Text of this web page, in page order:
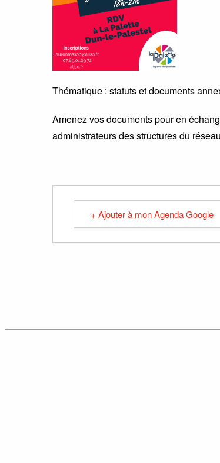
Thématique : statuts et documents
Amenez vos documents pour en
administrateurs des structures du
+ Ajouter à mon Agenda Google